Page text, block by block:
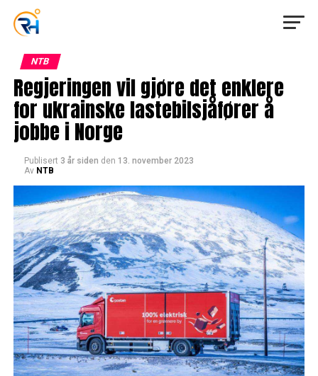
NTB
Regjeringen vil gjøre det enklere
for ukrainske lastebilsjåfører å
jobbe i Norge
Publisert 3 år siden den 13. november 2023
Av NTB